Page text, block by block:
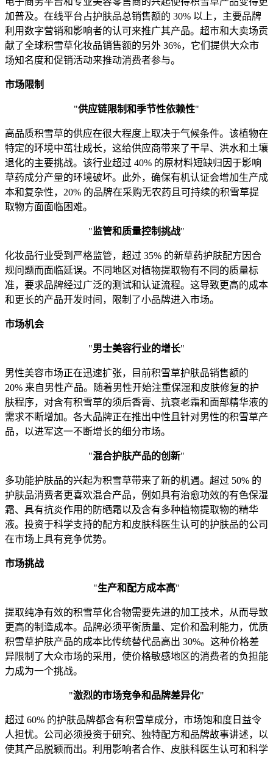
加普及。在线平台占护肤品总销售额的 30% 以上，主要品牌
利用数字营销和影响者的认可来推广其产品。超市和大卖场贡
献了全球积雪草化妆品销售额的另外 36%，它们提供大众市
场知名度和促销活动来推动消费者参与。
市场限制
"供应链限制和季节性依赖性"
高品质积雪草的供应在很大程度上取决于气候条件。该植物在
特定的环境中茁壮成长，这给供应商带来了干旱、洪水和土壤
退化的主要挑战。该行业超过 40% 的原材料短缺归因于影响
草药成分产量的环境破坏。此外，确保有机认证会增加生产成
本和复杂性，20% 的品牌在采购无农药且可持续的积雪草提
取物方面面临困难。
"监管和质量控制挑战"
化妆品行业受到严格监管，超过 35% 的新草药护肤配方因合
规问题而面临延误。不同地区对植物提取物有不同的质量标
准，要求品牌经过广泛的测试和认证流程。这导致更高的成本
和更长的产品开发时间，限制了小品牌进入市场。
市场机会
"男士美容行业的增长"
男性美容市场正在迅速扩张，目前积雪草护肤品销售额的
20% 来自男性产品。随着男性开始注重保湿和皮肤修复的护
肤程序，对含有积雪草的须后香膏、抗衰老霜和面部精华液的
需求不断增加。各大品牌正在推出中性且针对男性的积雪草产
品，以进军这一不断增长的细分市场。
"混合护肤产品的创新"
多功能护肤品的兴起为积雪草带来了新的机遇。超过 50% 的
护肤品消费者更喜欢混合产品，例如具有治愈功效的有色保湿
霜、具有抗炎作用的防晒霜以及含有多种植物提取物的精华
液。投资于科学支持的配方和皮肤科医生认可的护肤品的公司
在市场上具有竞争优势。
市场挑战
"生产和配方成本高"
提取纯净有效的积雪草化合物需要先进的加工技术，从而导致
更高的制造成本。品牌必须平衡质量、定价和盈利能力，优质
积雪草护肤产品的成本比传统替代品高出 30%。这种价格差
异限制了大众市场的采用，使价格敏感地区的消费者的负担能
力成为一个挑战。
"激烈的市场竞争和品牌差异化"
超过 60% 的护肤品牌都含有积雪草成分，市场饱和度日益令
人担忧。公司必须投资于研究、独特配方和品牌故事讲述，以
使其产品脱颖而出。利用影响者合作、皮肤科医生认可和科学